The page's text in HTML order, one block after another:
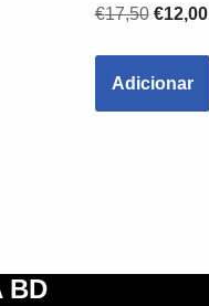
€17,50 €12,00
Adicionar
BD